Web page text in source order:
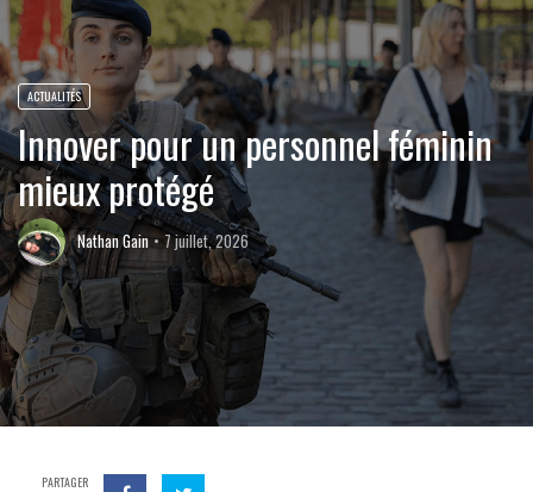
ACTUALITÉS
Innover pour un personnel féminin
mieux protégé
Nathan Gain 7 juillet, 2026
PARTAGER